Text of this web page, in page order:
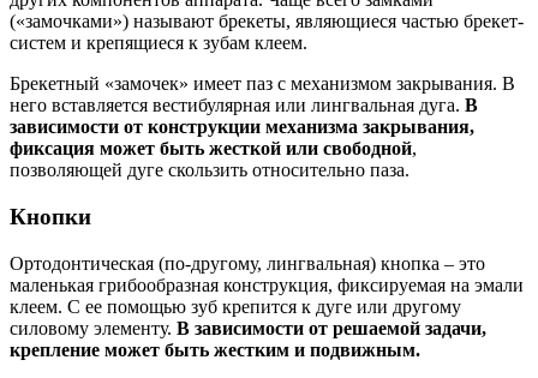
(«замочками») называют брекеты, являющиеся частью брекет-
систем и крепящиеся к зубам клеем.
Брекетный «замочек» имеет паз с механизмом закрывания. В
него вставляется вестибулярная или лингвальная дуга. В
зависимости от конструкции механизма закрывания,
фиксация может быть жесткой или свободной,
позволяющей дуге скользить относительно паза.
Кнопки
Ортодонтическая (по-другому, лингвальная) кнопка – это
маленькая грибообразная конструкция, фиксируемая на эмали
клеем. С ее помощью зуб крепится к дуге или другому
силовому элементу. В зависимости от решаемой задачи,
крепление может быть жестким и подвижным.